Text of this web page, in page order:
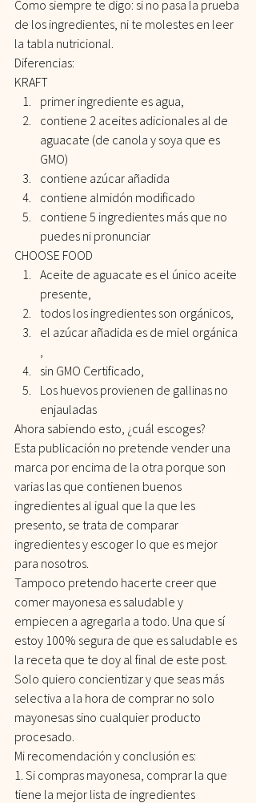
Como siempre te digo: si no pasa la prueba
de los ingredientes, ni te molestes en leer
la tabla nutricional.
Diferencias:
KRAFT
primer ingrediente es agua,
contiene 2 aceites adicionales al de
aguacate (de canola y soya que es
GMO)
contiene azúcar añadida
contiene almidón modificado
contiene 5 ingredientes más que no
puedes ni pronunciar
CHOOSE FOOD
Aceite de aguacate es el único aceite
presente,
todos los ingredientes son orgánicos,
el azúcar añadida es de miel orgánica
sin GMO Certificado,
Los huevos provienen de gallinas no
enjauladas
Ahora sabiendo esto, ¿cuál escoges?
Esta publicación no pretende vender una
marca por encima de la otra porque son
varias las que contienen buenos
ingredientes al igual que la que les
presento, se trata de comparar
ingredientes y escoger lo que es mejor
para nosotros.
Tampoco pretendo hacerte creer que
comer mayonesa es saludable y
empiecen a agregarla a todo. Una que sí
estoy 100% segura de que es saludable es
la receta que te doy al final de este post.
Solo quiero concientizar y que seas más
selectiva a la hora de comprar no solo
mayonesas sino cualquier producto
procesado.
Mi recomendación y conclusión es:
1. Si compras mayonesa, comprar la que
tiene la mejor lista de ingredientes